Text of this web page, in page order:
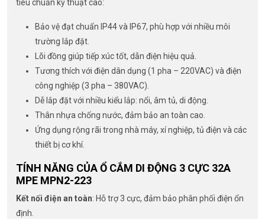
tiêu chuẩn kỹ thuật cao:
Bảo vệ đạt chuẩn IP44 và IP67, phù hợp với nhiều môi
trường lắp đặt.
Lõi đồng giúp tiếp xúc tốt, dẫn điện hiệu quả.
Tương thích với điện dân dụng (1 pha – 220VAC) và điện
công nghiệp (3 pha – 380VAC).
Dễ lắp đặt với nhiều kiểu lắp: nổi, âm tủ, di động.
Thân nhựa chống nước, đảm bảo an toàn cao.
Ứng dụng rộng rãi trong nhà máy, xí nghiệp, tủ điện và các
thiết bị cơ khí.
TÍNH NĂNG CỦA Ổ CẮM DI ĐỘNG 3 CỰC 32A
MPE MPN2-223
Kết nối điện an toàn: Hỗ trợ 3 cực, đảm bảo phân phối điện ổn
định.